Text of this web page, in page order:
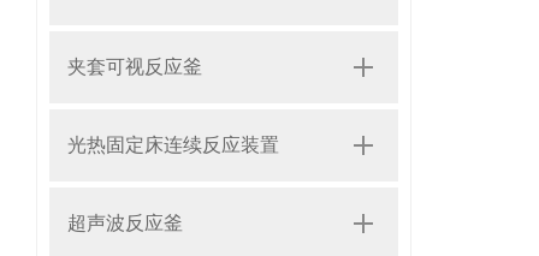
夹套可视反应釜
光热固定床连续反应装置
超声波反应釜